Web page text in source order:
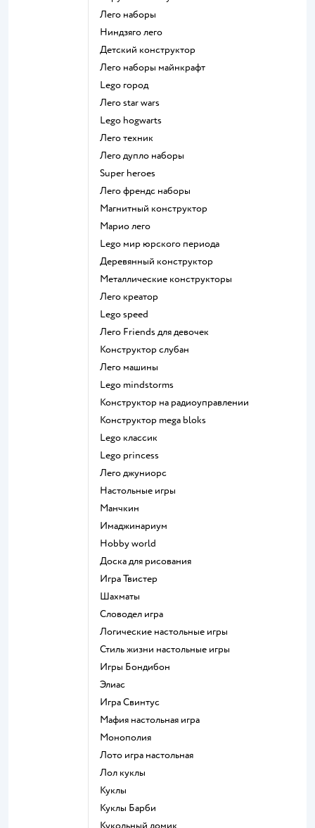
Лего наборы
Ниндзяго лего
Детский конструктор
Лего наборы майнкрафт
Lego город
Лего star wars
Lego hogwarts
Лего техник
Лего дупло наборы
Super heroes
Лего френдс наборы
Магнитный конструктор
Марио лего
Lego мир юрского периода
Деревянный конструктор
Металлические конструкторы
Лего креатор
Lego speed
Лего Friends для девочек
Конструктор слубан
Лего машины
Lego mindstorms
Конструктор на радиоуправлении
Конструктор mega bloks
Lego классик
Lego princess
Лего джуниорс
Настольные игры
Манчкин
Имаджинариум
Hobby world
Доска для рисования
Игра Твистер
Шахматы
Словодел игра
Логические настольные игры
Стиль жизни настольные игры
Игры Бондибон
Элиас
Игра Свинтус
Мафия настольная игра
Монополия
Лото игра настольная
Лол куклы
Куклы
Куклы Барби
Кукольный домик